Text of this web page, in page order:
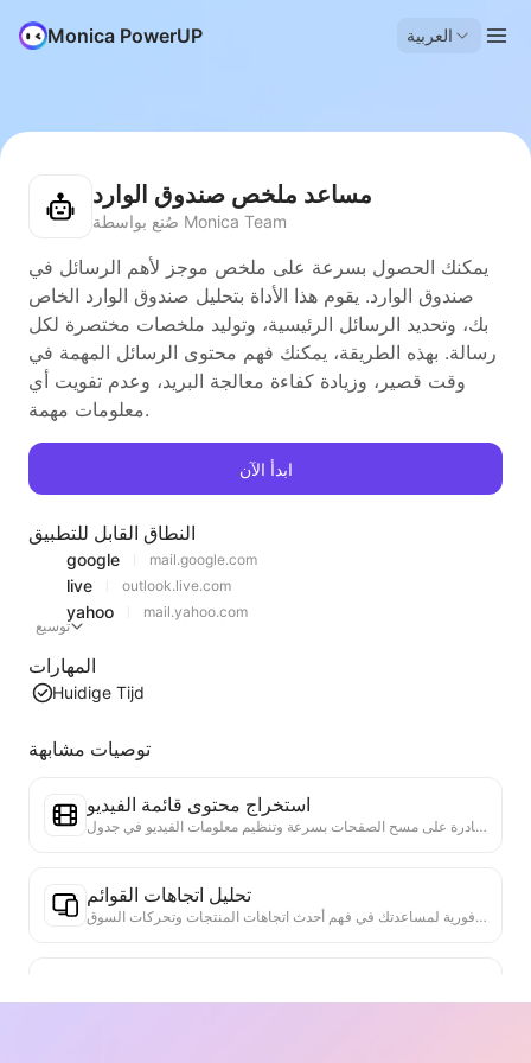
Monica PowerUP العربية
مساعد ملخص صندوق الوارد
صُنع بواسطة Monica Team
يمكنك الحصول بسرعة على ملخص موجز لأهم الرسائل في
صندوق الوارد. يقوم هذا الأداة بتحليل صندوق الوارد الخاص
بك، وتحديد الرسائل الرئيسية، وتوليد ملخصات مختصرة لكل
رسالة. بهذه الطريقة، يمكنك فهم محتوى الرسائل المهمة في
وقت قصير، وزيادة كفاءة معالجة البريد، وعدم تفويت أي
معلومات مهمة.
ابدأ الآن
النطاق القابل للتطبيق
google mail.google.com
live outlook.live.com
yahoo
mail.yahoo.com
توسيع
المهارات
Huidige Tijd
توصيات مشابهة
استخراج محتوى قائمة الفيديو
أداة فعالة لاستخراج محتوى الفيديو من صفحات الويب، قادرة على مسح الصفحات بسرعة وتنظيم معلومات الفيديو في جدول Markdown منظم.
تحليل اتجاهات القوائم
تحليل بيانات القوائم الحالية، وإنتاج تقرير الاتجاهات. التعرف على الفئات الشائعة، وأنواع المنتجات التي ترتفع بسرعة، والتقنيات الناشئة. تقديم رؤى سوقية فورية لمساعدتك في فهم أحدث اتجاهات المنتجات وتحركات السوق.
تحويل معلومات الويب إلى مقترحات تجارية مخصصة، رسائل تعاون خاصة، تقديم قوالب جاهزة وأدلة متابعة، تبسيط عمليات التعاون.